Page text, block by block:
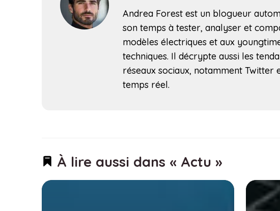
Andrea Forest est un blogueur
son temps à tester, analyser et
modèles électriques et aux
techniques. Il décrypte aussi les
réseaux sociaux, notamment Twitter
temps réel.
À lire aussi dans « Actu »